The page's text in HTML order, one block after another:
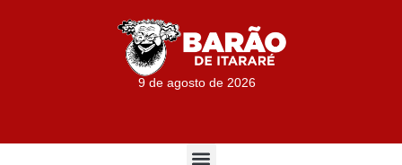
9 de agosto de 2026